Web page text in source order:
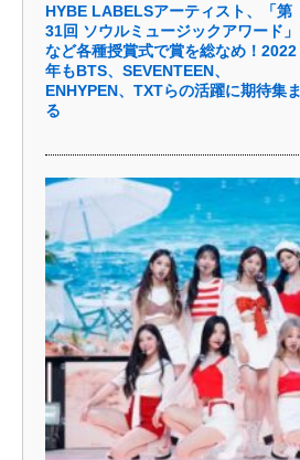
HYBE LABELSアーティスト、「第
31回 ソウルミュージックアワード」
など各種授賞式で賞を総なめ！2022
年もBTS、SEVENTEEN、
ENHYPEN、TXTらの活躍に期待集ま
る